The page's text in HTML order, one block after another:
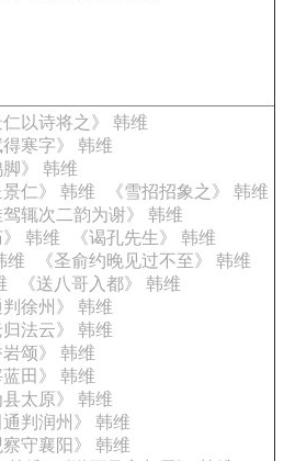
仁以诗将之》 韩维
得寒字》 韩维
脚》 韩维
景仁》 韩维
《雪招招象之》 韩维
驾辄次二韵为谢》 韩维
》 韩维
《谒孔先生》 韩维
维
《圣俞约晚见过不至》 韩维
《送八哥入都》 韩维
判徐州》 韩维
归法云》 韩维
岩颂》 韩维
蓝田》 韩维
县太原》 韩维
通判润州》 韩维
察守襄阳》 韩维